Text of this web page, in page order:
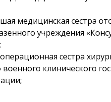
медицинская сестра
учреждения
сестра
клинического